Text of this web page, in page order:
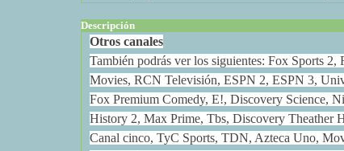
Descripción
Otros canales
También podrás ver los siguientes: Fox Sports
Movies, RCN Televisión, ESPN 2, ESPN 3,
Fox Premium Comedy, E!, Discovery Science,
History 2, Max Prime, Tbs, Discovery Theather
Canal cinco, TyC Sports, TDN, Azteca Uno,